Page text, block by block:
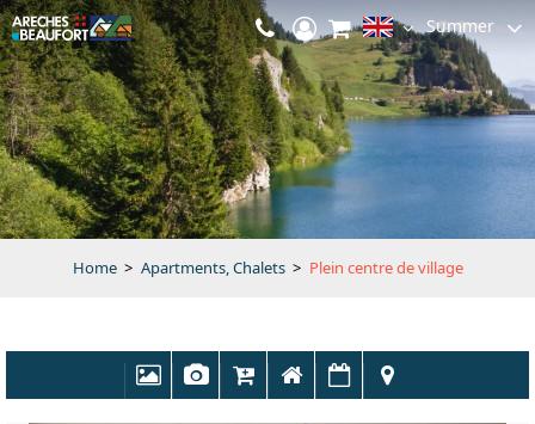
Summer
Home > Apartments, Chalets > Plein centre de village